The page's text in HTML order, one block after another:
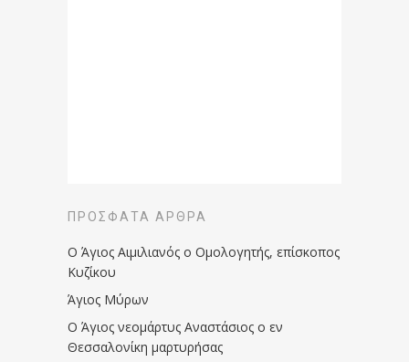
ΠΡΌΣΦΑΤΑ ΆΡΘΡΑ
Ο Άγιος Αιμιλιανός ο Ομολογητής, επίσκοπος
Κυζίκου
Άγιος Μύρων
Ο Άγιος νεομάρτυς Αναστάσιος ο εν
Θεσσαλονίκη μαρτυρήσας